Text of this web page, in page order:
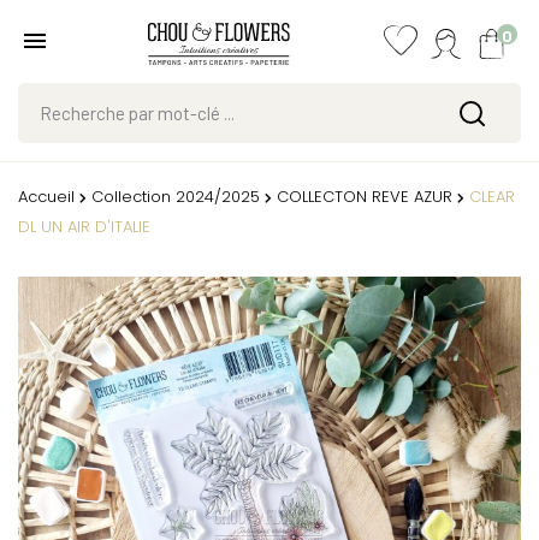
0
Accueil Collection 2024/2025 COLLECTON REVE AZUR
CLEAR
DL UN AIR D'ITALIE